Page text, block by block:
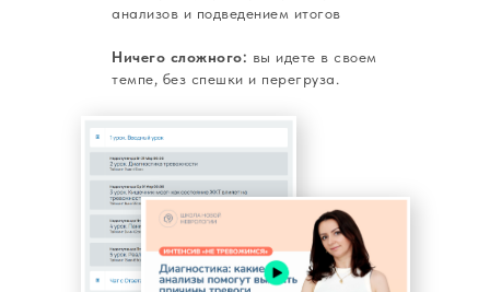
анализов и подведением итогов
Ничего сложного: вы идете в своем
темпе, без спешки и перегруза.